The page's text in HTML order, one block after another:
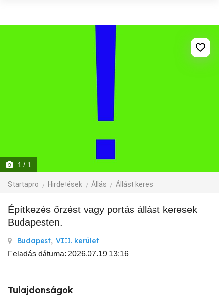
1 / 1
Startapro Hirdetések Állás Állást keres
Építkezés őrzést vagy portás állást keresek
Budapesten.
Budapest, VIII. kerület
Feladás dátuma: 2026.07.19 13:16
Tulajdonságok